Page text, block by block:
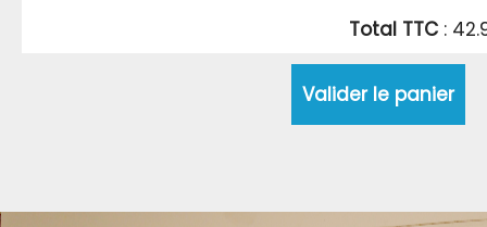
Total TTC :
Valider le panier